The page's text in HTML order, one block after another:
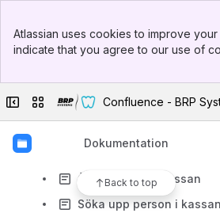
Top Bar
Sidebar
Atlassian uses cookies to improve
indicate that you agree to our use of
Collapse sidebar
Switch sites or appsConfluence - BRP
Dokumentation
Back to top
Sätt att gå till kassan
Registrera växelkassa
Överblick över kassan
Söka upp person i kassan